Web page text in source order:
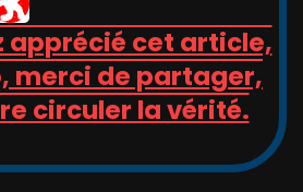
apprécié cet article,
merci de partager,
circuler la vérité.